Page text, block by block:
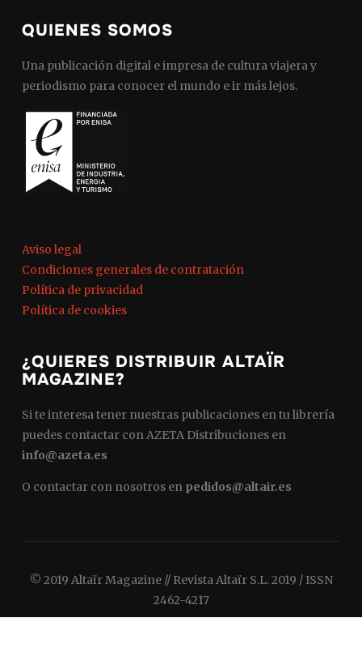
QUIENES SOMOS
Una publicación digital e impresa de cultura viajera y
periodismo para conocer el mundo e ir más lejos.
Aviso legal
Condiciones generales de contratación
Política de privacidad
Política de cookies
¿QUIERES DISTRIBUIR ALTAÏR
MAGAZINE?
Si te interesa tener nuestras publicaciones en tu librería
puedes contactar con AZETA Distribuciones en
info@azeta.es
O contactar con nosotros en pedidos@altair.es
© 2019 Altaïr Magazine // Revista Altaïr S.L. 2019 / ISSN
2462-4217